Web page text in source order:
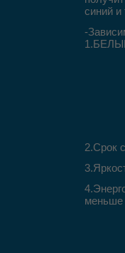
синий и
-
2.Срок
меньше